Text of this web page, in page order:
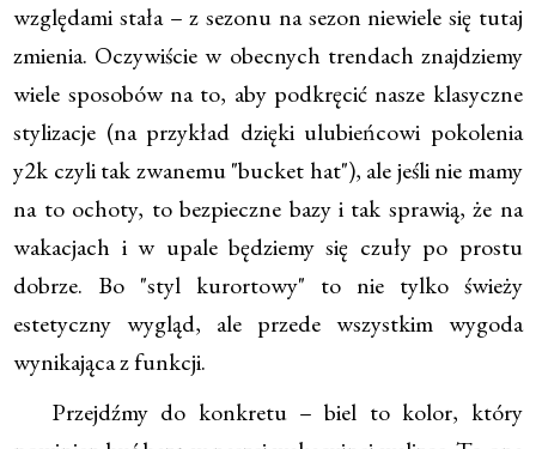
względami stała – z sezonu na sezon niewiele się tutaj
zmienia. Oczywiście w obecnych trendach znajdziemy
wiele sposobów na to, aby podkręcić nasze klasyczne
stylizacje (na przykład dzięki ulubieńcowi pokolenia
y2k czyli tak zwanemu "bucket hat"), ale jeśli nie mamy
na to ochoty, to bezpieczne bazy i tak sprawią, że na
wakacjach i w upale będziemy się czuły po prostu
dobrze. Bo "styl kurortowy" to nie tylko świeży
estetyczny wygląd, ale przede wszystkim wygoda
wynikająca z funkcji.
Przejdźmy do konkretu – biel to kolor, który